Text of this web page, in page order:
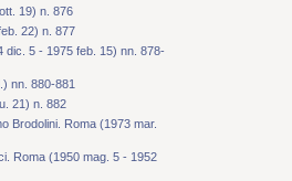
19) n. 876
22) n. 877
dic. 5 - 1975 feb. 15) nn. 878-
nn. 880-881
21) n. 882
Brodolini. Roma (1973 mar.
Roma (1950 mag. 5 - 1952